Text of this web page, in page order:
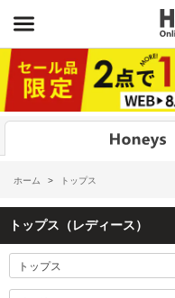
ホーム > トップス
トップス（レディース）